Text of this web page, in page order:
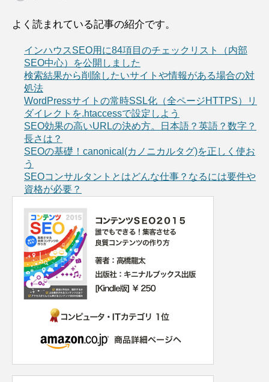
よく読まれている記事の紹介です。
インハウスSEO用に84項目のチェックリスト（内部
SEO中心）を公開しました
検索結果から削除したいサイトや情報がある場合の対
処法
WordPressサイトの常時SSL化（全ページHTTPS）リ
ダイレクトを.htaccessで設定しよう
SEO効果の高いURLの決め方。日本語？英語？数字？
長さは？
SEOの基礎！canonical(カノニカルタグ)を正しく使お
う
SEOコンサルタントとはどんな仕事？なるには要件や
資格が必要？